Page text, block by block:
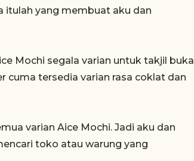
itulah yang membuat aku dan
Mochi segala varian untuk takjil buka
cuma tersedia varian rasa coklat dan
varian Aice Mochi. Jadi aku dan
toko atau warung yang